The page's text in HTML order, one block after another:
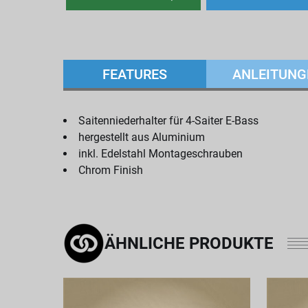
FEATURES
Saitenniederhalter für 4-Saiter E-Bass
hergestellt aus Aluminium
inkl. Edelstahl Montageschrauben
Chrom Finish
ÄHNLICHE PRODUKTE